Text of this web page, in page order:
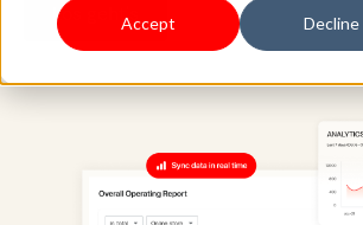
Accept Decline
Los geht's